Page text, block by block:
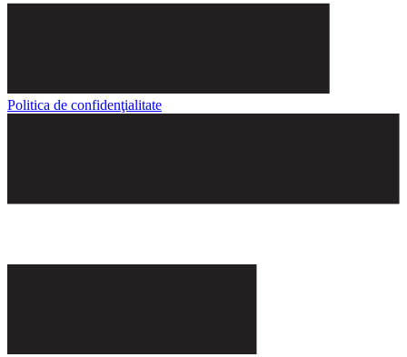
Politica de confidenţialitate